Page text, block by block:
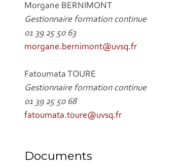
Morgane BERNIMONT
Gestionnaire formation continue
01 39 25 50 63
morgane.bernimont@uvsq.fr
Fatoumata TOURE
Gestionnaire formation continue
01 39 25 50 68
fatoumata.toure@uvsq.fr
Documents